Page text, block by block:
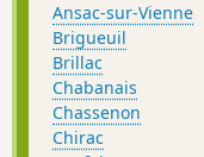
Ansac-sur-Vienne
Brigueuil
Brillac
Chabanais
Chassenon
Chirac